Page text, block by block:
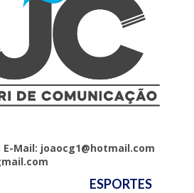
E-Mail: joaocg1@hotmail.com
ESPORTES